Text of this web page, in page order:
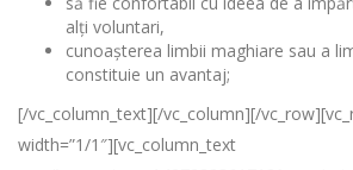
alți voluntari,
cunoașterea limbii maghiare sau a
constituie un avantaj;
[/vc_column_text][/vc_column][/
width=”1/1″][vc_column_text